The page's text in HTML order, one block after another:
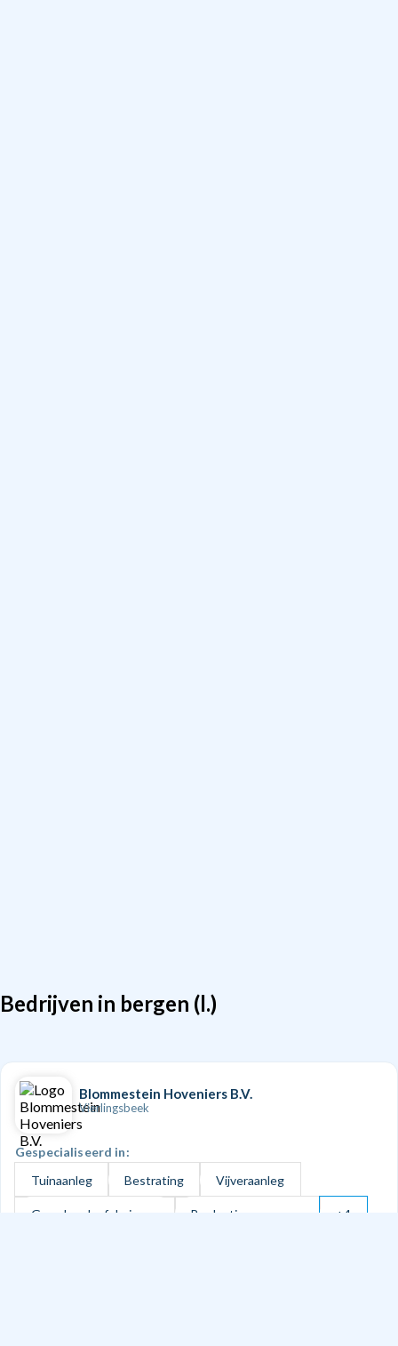
Bedrijven in bergen (l.)
Blommestein Hoveniers B.V.
Vierlingsbeek
Gespecialiseerd in:
Tuinaanleg
Bestrating Vijveraanleg
Grondwerk of drainage Beplanting en gazon +4